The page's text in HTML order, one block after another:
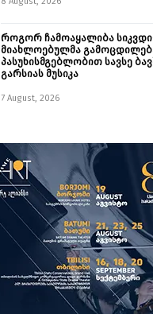
როგორ ჩამოაყალიბა
მიახლოებულმა
პასუხისმგებლობით სავსე
გარსიას მუსიკა
7 August, 2026